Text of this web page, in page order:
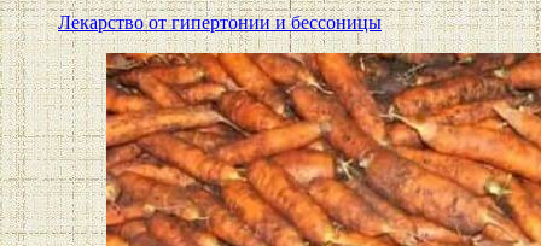
Лекарство от гипертонии и бессоницы